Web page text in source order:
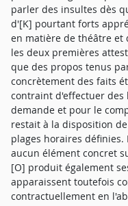
parler des insultes dès
d'[K] pourtant forts
en matière de théâtre et
les deux premières
que des propos tenus
concrètement des faits
contraint d'effectuer des
demande et pour le
restait à la disposition
plages horaires
aucun élément concret
[O] produit également
apparaissent toutefois
contractuellement en